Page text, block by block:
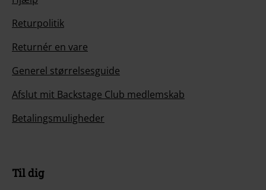
Returpolitik
Returnér en vare
Generel størrelsesguide
Afslut mit Backstage Club medlemskab
Betalingsmuligheder
Til dig